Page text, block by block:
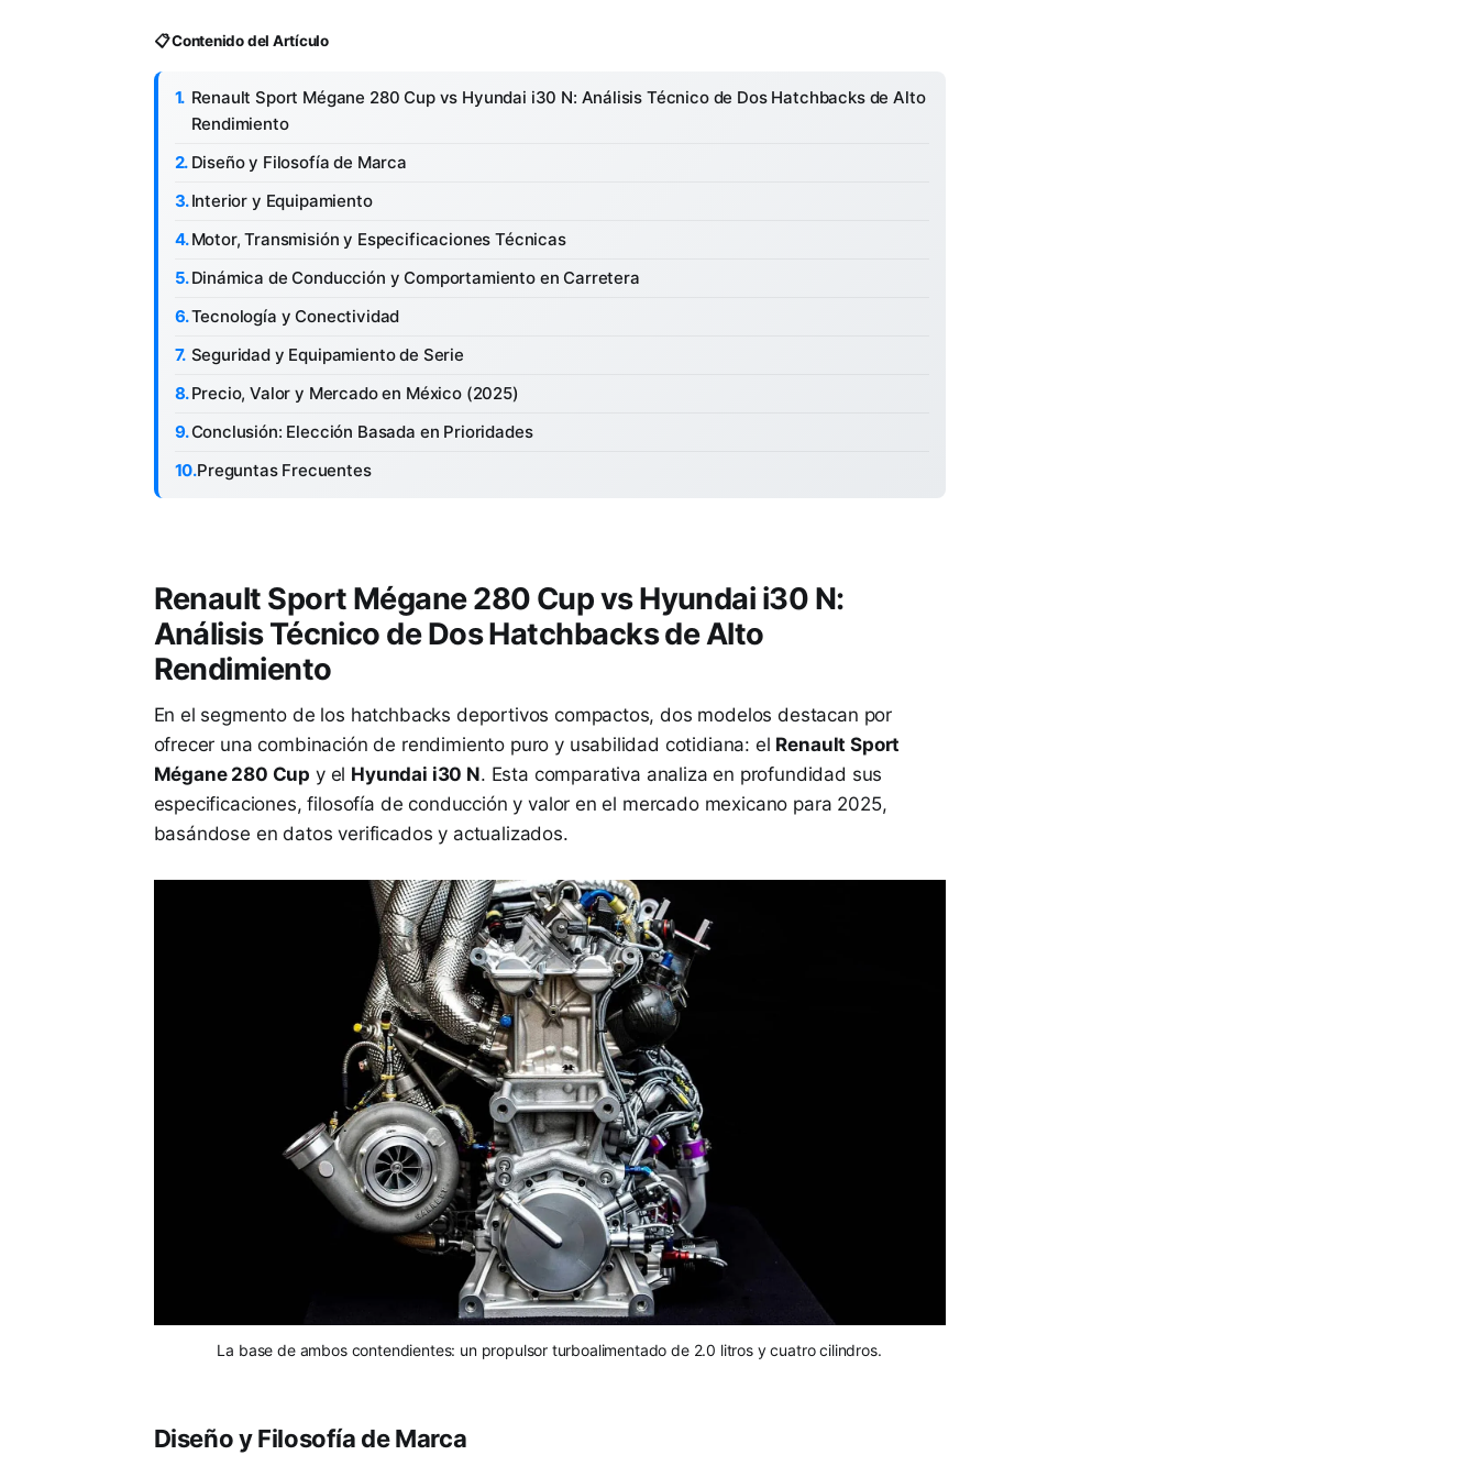
📋 Contenido del Artículo
Renault Sport Mégane 280 Cup vs Hyundai i30 N: Análisis Técnico de Dos Hatchbacks de Alto
Rendimiento
Diseño y Filosofía de Marca
Interior y Equipamiento
Motor, Transmisión y Especificaciones Técnicas
Dinámica de Conducción y Comportamiento en Carretera
Tecnología y Conectividad
Seguridad y Equipamiento de Serie
Precio, Valor y Mercado en México (2025)
Conclusión: Elección Basada en Prioridades
Preguntas Frecuentes
Renault Sport Mégane 280 Cup vs Hyundai i30 N:
Análisis Técnico de Dos Hatchbacks de Alto
Rendimiento
En el segmento de los hatchbacks deportivos compactos, dos modelos destacan por
ofrecer una combinación de rendimiento puro y usabilidad cotidiana: el Renault Sport
Mégane 280 Cup y el Hyundai i30 N. Esta comparativa analiza en profundidad sus
especificaciones, filosofía de conducción y valor en el mercado mexicano para 2025,
basándose en datos verificados y actualizados.
La base de ambos contendientes: un propulsor turboalimentado de 2.0 litros y cuatro cilindros.
Diseño y Filosofía de Marca